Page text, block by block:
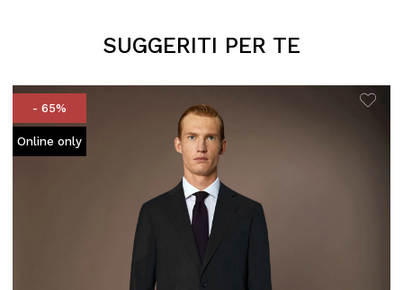
SUGGERITI PER TE
- 65%
Online only